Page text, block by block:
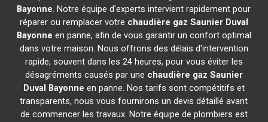
Bayonne. Notre équipe d'experts intervient rapidement pour
réparer ou remplacer votre chaudière gaz Saunier Duval
Bayonne en panne, afin de vous garantir un confort optimal
dans votre maison. Nous offrons des délais d'intervention
rapide, souvent dans les 24 heures, pour vous éviter les
désagréments causés par une chaudière gaz Saunier
Duval Bayonne en panne. Nos tarifs sont compétitifs et
transparents, nous vous fournirons un devis détaillé avant
de commencer les travaux. Notre équipe de plombiers est